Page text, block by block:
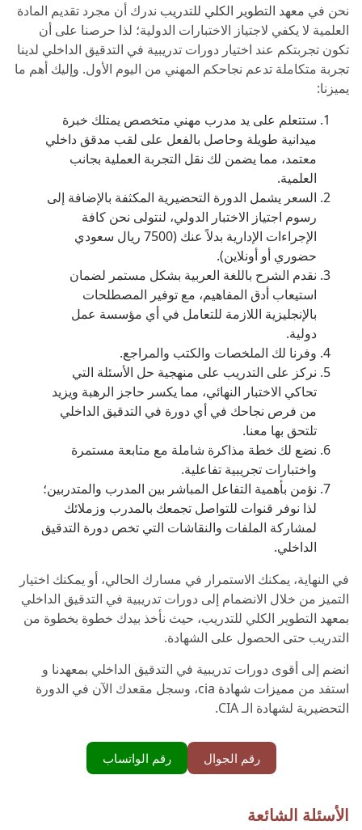
نحن في معهد التطوير الكلي للتدريب ندرك أن مجرد تقديم المادة
العلمية لا يكفي لاجتياز الاختبارات الدولية؛ لذا حرصنا على أن
تكون تجربتكم عند اختيار دورات تدريبية في التدقيق الداخلي لدينا
تجربة متكاملة تدعم نجاحكم المهني من اليوم الأول. وإليك أهم ما
يميزنا:
ستتعلم على يد مدرب مهني متخصص يمتلك خبرة
ميدانية طويلة وحاصل بالفعل على لقب مدقق داخلي
معتمد، مما يضمن لك نقل التجربة العملية بجانب
العلمية.
السعر يشمل الدورة التحضيرية المكثفة بالإضافة إلى
رسوم اجتياز الاختبار الدولي، لنتولى نحن كافة
الإجراءات الإدارية بدلاً عنك (7500 ريال سعودي
حضوري أو أونلاين).
نقدم الشرح باللغة العربية بشكل مستمر لضمان
استيعاب أدق المفاهيم، مع توفير المصطلحات
بالإنجليزية اللازمة للتعامل في أي مؤسسة عمل
دولية.
وفرنا لك الملخصات والكتب والمراجع.
نركز على التدريب على منهجية حل الأسئلة التي
تحاكي الاختبار النهائي، مما يكسر حاجز الرهبة ويزيد
من فرص نجاحك في أي دورة في التدقيق الداخلي
تلتحق بها معنا.
نضع لك خطة مذاكرة شاملة مع متابعة مستمرة
واختبارات تجريبية تفاعلية.
نؤمن بأهمية التفاعل المباشر بين المدرب والمتدربين؛
لذا نوفر قنوات للتواصل تجمعك بالمدرب وزملائك
لمشاركة الملفات والنقاشات التي تخص دورة التدقيق
الداخلي.
في النهاية، يمكنك الاستمرار في مسارك الحالي، أو يمكنك اختيار
التميز من خلال الانضمام إلى دورات تدريبية في التدقيق الداخلي
بمعهد التطوير الكلي للتدريب، حيث نأخذ بيدك خطوة بخطوة من
التدريب حتى الحصول على الشهادة.
انضم إلى أقوى دورات تدريبية في التدقيق الداخلي بمعهدنا و
استفد من مميزات شهادة cia
، وسجل مقعدك الآن في الدورة
التحضيرية لشهادة الـ CIA.
رقم الجوال رقم الواتساب
الأسئلة الشائعة